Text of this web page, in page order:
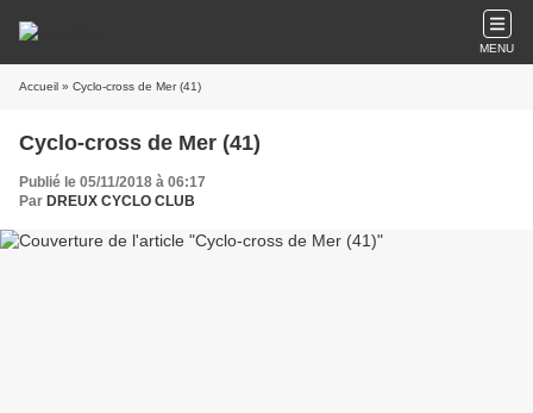
MENU
Accueil » Cyclo-cross de Mer (41)
Cyclo-cross de Mer (41)
Publié le 05/11/2018 à 06:17
Par DREUX CYCLO CLUB